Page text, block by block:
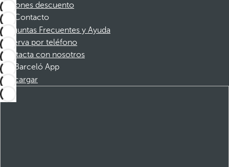
Cupones descuento
Contacto
Preguntas Frecuentes y Ayuda
Reserva por teléfono
Contacta con nosotros
Barceló App
Descargar